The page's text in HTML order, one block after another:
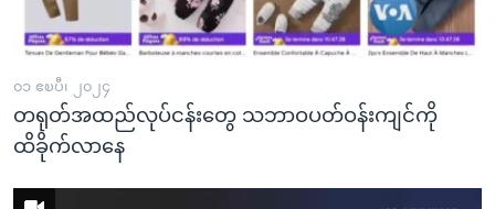
၀၁ ဧၿပီ၊ ၂၀၂၄
တရုတ်အထည်လုပ်ငန်းတွေ သဘာဝပတ်ဝန်းကျင်ကို
ထိခိုက်လာနေ